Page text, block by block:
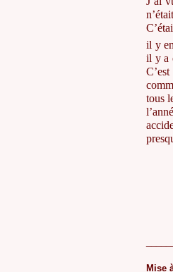
il y
il y a
tous
Mise